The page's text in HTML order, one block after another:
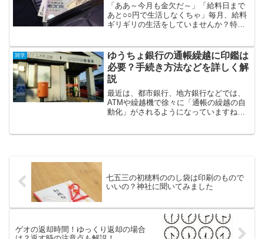
「ああ～今月も金欠だ～」「給料日まで
あと○○円で生活しなくちゃ」毎月、給料
ギリギリの生活をしていませんか？特に
給なので、お金がカツカツな状態という
のはよくわかります。で...
雑学
ゆうちょ銀行の通帳繰越に印鑑は
必要？手続き方法などを詳しく解
説
最近は、都市銀行、地方銀行などでは、
ATMや繰越機で徐々に「通帳の繰越の自
動化」がされるようになっていますね。
七五三の初穂料ののし袋は印刷のもので
いいの？神社に聞いてみました
ゲオの返却時間！ゆっくり返却の場合